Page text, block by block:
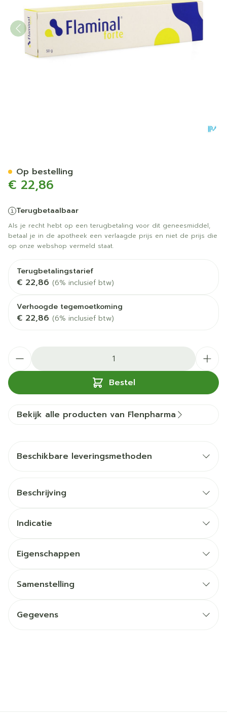
€ 22,86
Terugbetaalbaar
Als je recht hebt op een terugbetaling voor dit geneesmiddel,
betaal je in de apotheek een verlaagde prijs en niet de prijs die
op onze webshop vermeld staat.
Terugbetalingstarief
€ 22,86 (6% inclusief btw)
Verhoogde tegemoetkoming
€ 22,86 (6% inclusief btw)
Bestel
Op bestelling
Bekijk alle producten van Flenpharma
Beschikbare leveringsmethoden
Beschrijving
Indicatie
Eigenschappen
Samenstelling
Gegevens